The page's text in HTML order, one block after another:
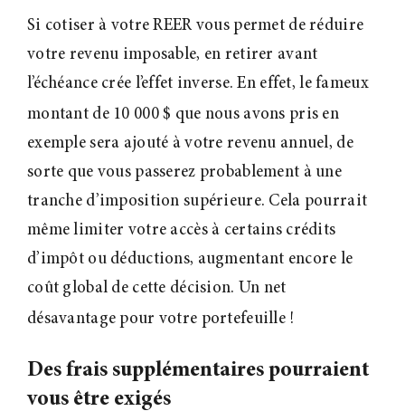
Si cotiser à votre REER vous permet de réduire
votre revenu imposable, en retirer avant
l’échéance crée l’effet inverse. En effet, le fameux
montant de 10 000 $ que nous avons pris en
exemple sera ajouté à votre revenu annuel, de
sorte que vous passerez probablement à une
tranche d’imposition supérieure. Cela pourrait
même limiter votre accès à certains crédits
d’impôt ou déductions, augmentant encore le
coût global de cette décision. Un net
désavantage pour votre portefeuille !
Des frais supplémentaires pourraient
vous être exigés